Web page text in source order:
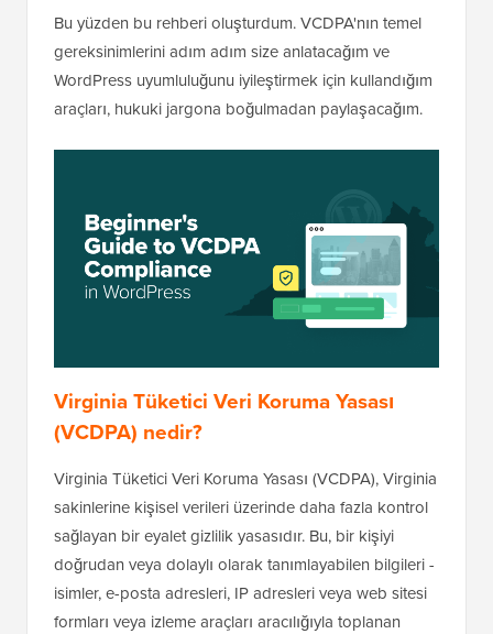
Bu yüzden bu rehberi oluşturdum. VCDPA'nın temel
gereksinimlerini adım adım size anlatacağım ve
WordPress uyumluluğunu iyileştirmek için kullandığım
araçları, hukuki jargona boğulmadan paylaşacağım.
Virginia Tüketici Veri Koruma Yasası
(VCDPA) nedir?
Virginia Tüketici Veri Koruma Yasası (VCDPA), Virginia
sakinlerine kişisel verileri üzerinde daha fazla kontrol
sağlayan bir eyalet gizlilik yasasıdır. Bu, bir kişiyi
doğrudan veya dolaylı olarak tanımlayabilen bilgileri -
isimler, e-posta adresleri, IP adresleri veya web sitesi
formları veya izleme araçları aracılığıyla toplanan